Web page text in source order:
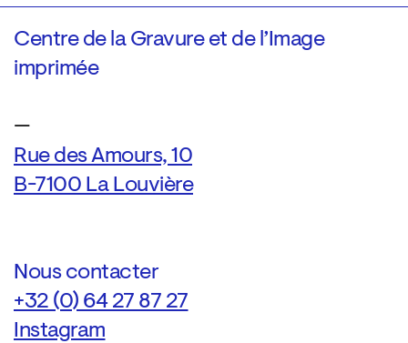
Centre de la Gravure et de l’Image
imprimée
—
Rue des Amours, 10
B-7100 La Louvière
Nous contacter
+32 (0) 64 27 87 27
Instagram